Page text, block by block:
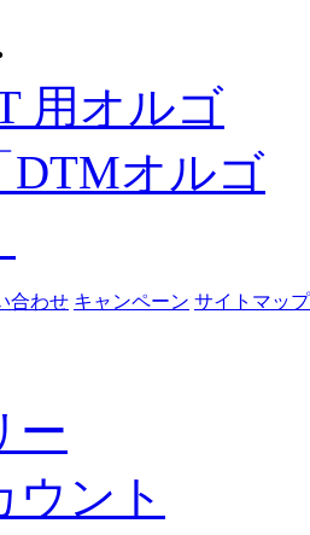
合わせ キャンペーン サイトマップ
ー
ウント